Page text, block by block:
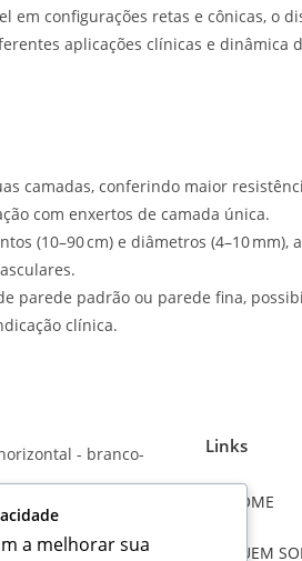
em configurações retas e cônicas, o
aplicações clínicas e dinâmica
camadas, conferindo maior
com enxertos de camada única.
(10–90 cm) e diâmetros (4–10 mm),
parede padrão ou parede fina,
clínica.
hospitalares, com
para apoiar a
Links
HOME
QUEM
a melhorar sua